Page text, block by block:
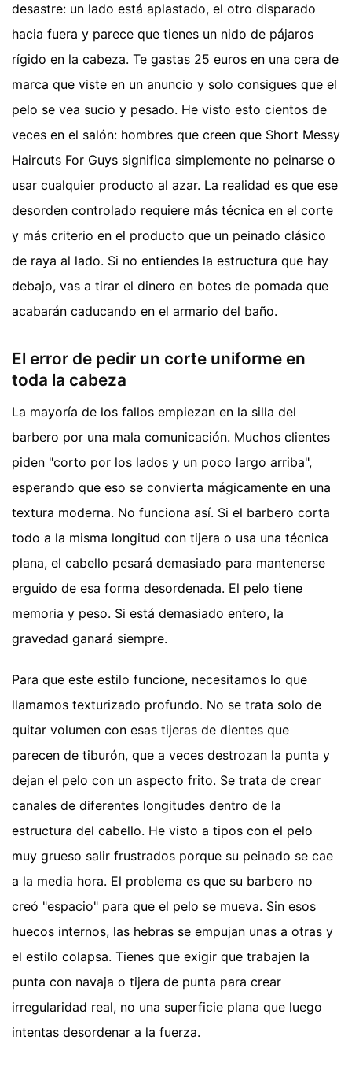
desastre: un lado está aplastado, el otro disparado
hacia fuera y parece que tienes un nido de pájaros
rígido en la cabeza. Te gastas 25 euros en una cera de
marca que viste en un anuncio y solo consigues que el
pelo se vea sucio y pesado. He visto esto cientos de
veces en el salón: hombres que creen que Short Messy
Haircuts For Guys significa simplemente no peinarse o
usar cualquier producto al azar. La realidad es que ese
desorden controlado requiere más técnica en el corte
y más criterio en el producto que un peinado clásico
de raya al lado. Si no entiendes la estructura que hay
debajo, vas a tirar el dinero en botes de pomada que
acabarán caducando en el armario del baño.
El error de pedir un corte uniforme en
toda la cabeza
La mayoría de los fallos empiezan en la silla del
barbero por una mala comunicación. Muchos clientes
piden "corto por los lados y un poco largo arriba",
esperando que eso se convierta mágicamente en una
textura moderna. No funciona así. Si el barbero corta
todo a la misma longitud con tijera o usa una técnica
plana, el cabello pesará demasiado para mantenerse
erguido de esa forma desordenada. El pelo tiene
memoria y peso. Si está demasiado entero, la
gravedad ganará siempre.
Para que este estilo funcione, necesitamos lo que
llamamos texturizado profundo. No se trata solo de
quitar volumen con esas tijeras de dientes que
parecen de tiburón, que a veces destrozan la punta y
dejan el pelo con un aspecto frito. Se trata de crear
canales de diferentes longitudes dentro de la
estructura del cabello. He visto a tipos con el pelo
muy grueso salir frustrados porque su peinado se cae
a la media hora. El problema es que su barbero no
creó "espacio" para que el pelo se mueva. Sin esos
huecos internos, las hebras se empujan unas a otras y
el estilo colapsa. Tienes que exigir que trabajen la
punta con navaja o tijera de punta para crear
irregularidad real, no una superficie plana que luego
intentas desordenar a la fuerza.